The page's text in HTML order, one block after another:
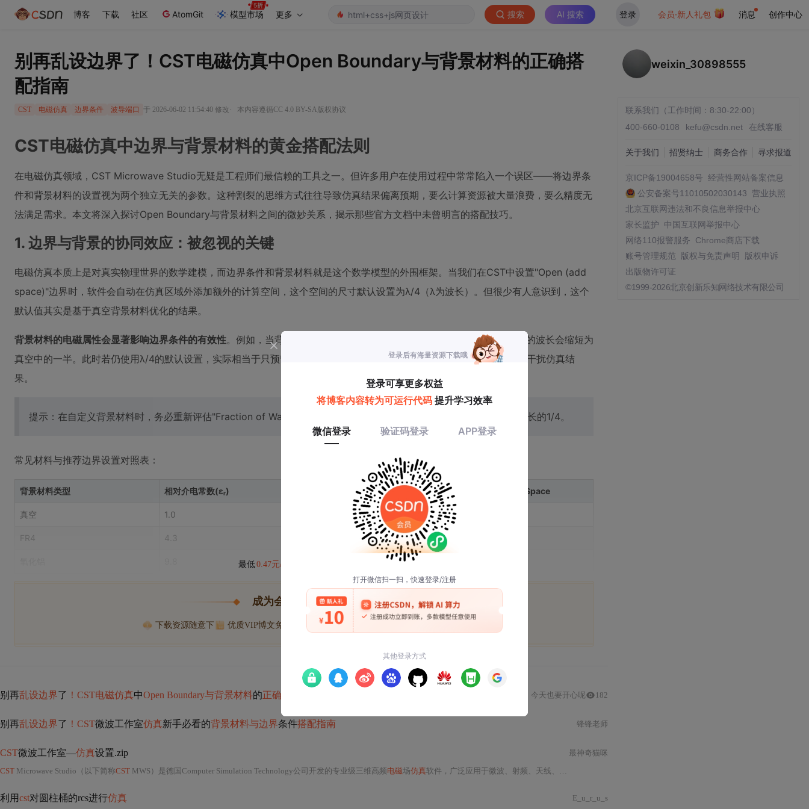
博客 下载 社区 AtomGit 模型市场 更多 搜索 AI 搜索 登录 会员·新人礼包 消息 创作中心
别再乱设边界了！CST电磁仿真中Open Boundary与背景材料的正确搭
配指南
CST 电磁仿真 边界条件 波导端口 于 2026-06-02 11:54:40 修改 · 本内容遵循CC 4.0 BY-SA版权协议
CST电磁仿真中边界与背景材料的黄金搭配法则
在电磁仿真领域，CST Microwave Studio无疑是工程师们最信赖的工具之一。但许多用户在使用过程中常常陷入一个误区——将边界条
件和背景材料的设置视为两个独立无关的参数。这种割裂的思维方式往往导致仿真结果偏离预期，要么计算资源被大量浪费，要么精度无
法满足需求。本文将深入探讨Open Boundary与背景材料之间的微妙关系，揭示那些官方文档中未曾明言的搭配技巧。
1. 边界与背景的协同效应：被忽视的关键
电磁仿真本质上是对真实物理世界的数学建模，而边界条件和背景材料就是这个数学模型的外围框架。当我们在CST中设置"Open (add
space)"边界时，软件会自动在仿真区域外添加额外的计算空间，这个空间的尺寸默认设置为λ/4（λ为波长）。但很少有人意识到，这个
默认值其实是基于真空背景材料优化的结果。
背景材料的电磁属性会显著影响边界条件的有效性。例如，当背景材料为相对介电常数εᵣ=4的介质时，电磁波在该材料中的波长会缩短为
真空中的一半。此时若仍使用λ/4的默认设置，实际相当于只预留了λ'/8的空间（λ'为介质中的波长），可能导致边界反射干扰仿真结
果。
提示：在自定义背景材料时，务必重新评估"Fraction of Wavelength"参数，一般建议保持边界外空间不小于介质中波长的1/4。
常见材料与推荐边界设置对照表：
背景材料类型 相对介电常数(εᵣ) 推荐Fraction of Wavelength 最小Surrounding Space
真空 1.0 λ/4
FR4 4.3
最低0.47元/天
成为会员后, 你将解锁
下载资源随意下 优质VIP博文免费学 优质文库回答免费看
别再乱设边界了 ！CST电磁仿真中Open Boundary与背景材料的正确搭配指南 今天也要开心呢 182
别再乱设边界了 ！CST微波工作室仿真新手必看的背景材料与边界条件搭配指南 锋锋老师
CST微波工作室—仿真设置.zip
CST Microwave Studio（以下简称CST MWS）是德国Computer Simulation Technology公司开发的专业级三维高频电磁场仿真软件，广泛应用于微波、射频、天线、滤波器、耦合器、PCB信号完整性、EMC/EMI分析及高速互连等领域。其核心优势在于基于时域有限积分法（FIT, Finite Integration Technique）的高效求解引擎，兼顾精度
最神奇猫咪
利用cst对圆柱桶的rcs进行仿真 E_u_r_u_s
weixin_30898555
联系我们（工作时间：8:30-22:00）
400-660-0108
kefu@csdn.net 在线客服
关于我们 招贤纳士 商务合作 寻求报道
京ICP备19004658号 经营性网站备案信息
公安备案号11010502030143 营业执照
北京互联网违法和不良信息举报中心
家长监护
中国互联网举报中心
网络110报警服务
Chrome商店下载
账号管理规范
版权与免责声明
版权申诉
出版物许可证
©1999-2026北京创新乐知网络技术有限公司